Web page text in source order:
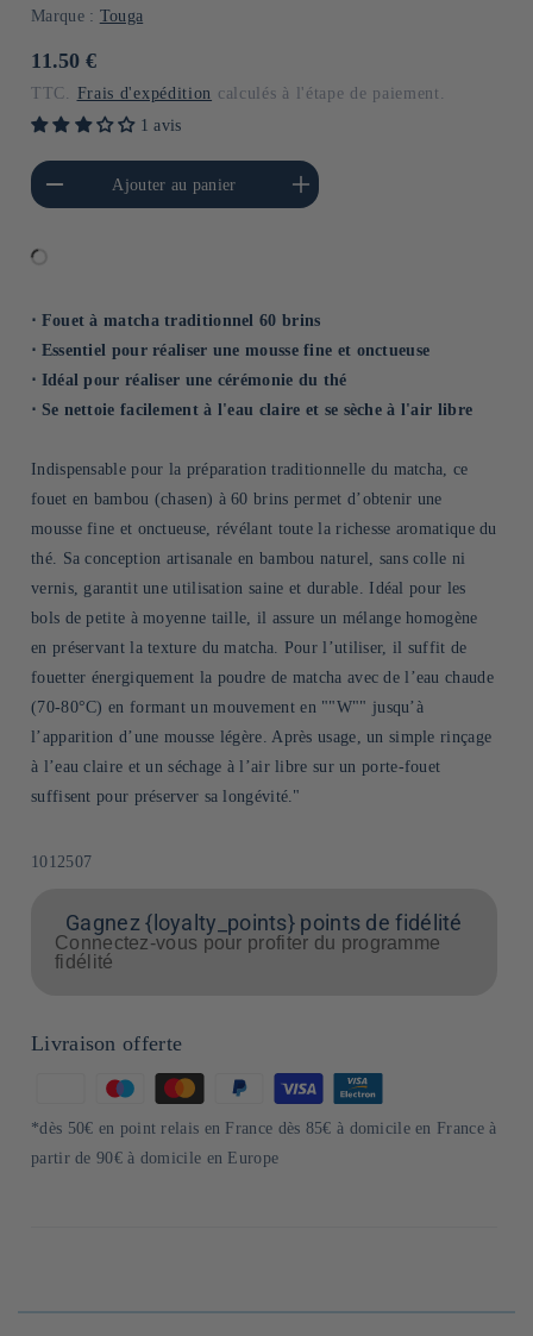
Marque : Touga
Prix
11.50 €
TTC. Frais d'expédition calculés à l'étape de paiement.
1 avis
quantité de Default
Title
Ajouter au panier
Augmenter la quantité de
Default Title
⋅ Fouet à matcha traditionnel 60 brins
⋅ Essentiel pour réaliser une mousse fine et onctueuse
⋅ Idéal pour réaliser une cérémonie du thé
⋅ Se nettoie facilement à l'eau claire et se sèche à l'air libre
Indispensable pour la préparation traditionnelle du matcha, ce
fouet en bambou (chasen) à 60 brins permet d’obtenir une
mousse fine et onctueuse, révélant toute la richesse aromatique du
thé. Sa conception artisanale en bambou naturel, sans colle ni
vernis, garantit une utilisation saine et durable. Idéal pour les
bols de petite à moyenne taille, il assure un mélange homogène
en préservant la texture du matcha. Pour l’utiliser, il suffit de
fouetter énergiquement la poudre de matcha avec de l’eau chaude
(70-80°C) en formant un mouvement en ""W"" jusqu’à
l’apparition d’une mousse légère. Après usage, un simple rinçage
à l’eau claire et un séchage à l’air libre sur un porte-fouet
suffisent pour préserver sa longévité."
SKU:
1012507
Gagnez {loyalty_points} points de fidélité
Connectez-vous pour profiter du programme
fidélité
Livraison offerte
de
paiement
*dès 50€ en point relais en France dès 85€ à domicile en France à
partir de 90€ à domicile en Europe